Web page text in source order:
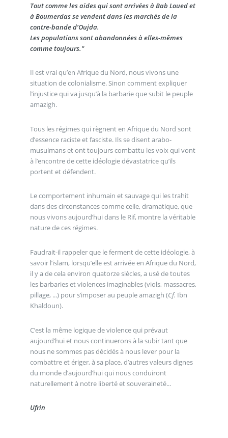
Tout comme les aides qui sont arrivées à Bab Loued et
à Boumerdas se vendent dans les marchés de la
contre-bande d’Oujda.
Les populations sont abandonnées à elles-mêmes
comme toujours."
Il est vrai qu’en Afrique du Nord, nous vivons une
situation de colonialisme. Sinon comment expliquer
l’injustice qui va jusqu’à la barbarie que subit le peuple
amazigh.
Tous les régimes qui règnent en Afrique du Nord sont
d’essence raciste et fasciste. Ils se disent arabo-
musulmans et ont toujours combattu les voix qui vont
à l’encontre de cette idéologie dévastatrice qu’ils
portent et défendent.
Le comportement inhumain et sauvage qui les trahit
dans des circonstances comme celle, dramatique, que
nous vivons aujourd’hui dans le Rif, montre la véritable
nature de ces régimes.
Faudrait-il rappeler que le ferment de cette idéologie, à
savoir l’islam, lorsqu’elle est arrivée en Afrique du Nord,
il y a de cela environ quatorze siècles, a usé de toutes
les barbaries et violences imaginables (viols, massacres,
pillage, ...) pour s’imposer au peuple amazigh (Cf. Ibn
Khaldoun).
C’est la même logique de violence qui prévaut
aujourd’hui et nous continuerons à la subir tant que
nous ne sommes pas décidés à nous lever pour la
combattre et ériger, à sa place, d’autres valeurs dignes
du monde d’aujourd’hui qui nous conduiront
naturellement à notre liberté et souveraineté...
Ufrin